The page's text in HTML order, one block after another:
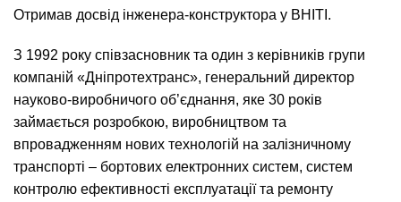
Отримав досвід інженера-конструктора у ВНІТІ.
З 1992 року співзасновник та один з керівників групи
компаній «Дніпротехтранс», генеральний директор
науково-виробничого об’єднання, яке 30 років
займається розробкою, виробництвом та
впровадженням нових технологій на залізничному
транспорті – бортових електронних систем, систем
контролю ефективності експлуатації та ремонту